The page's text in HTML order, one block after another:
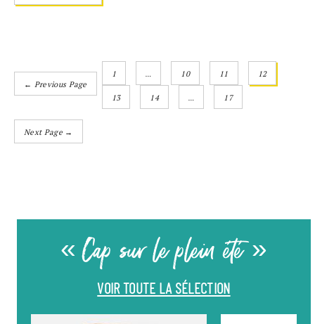
← Previous Page
1 10 11 12
13 14 17
Next Page →
« Cap sur le plein été »
VOIR TOUTE LA SÉLECTION